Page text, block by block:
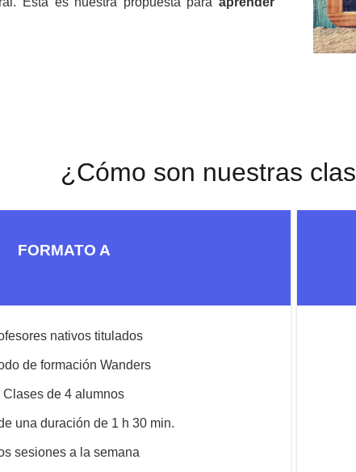
¿Cómo son nuestras
FORMATO A
nativos titulados
de formación Wanders
Clases de 4 alumnos
una duración de 1 h 30 min.
sesiones a la semana